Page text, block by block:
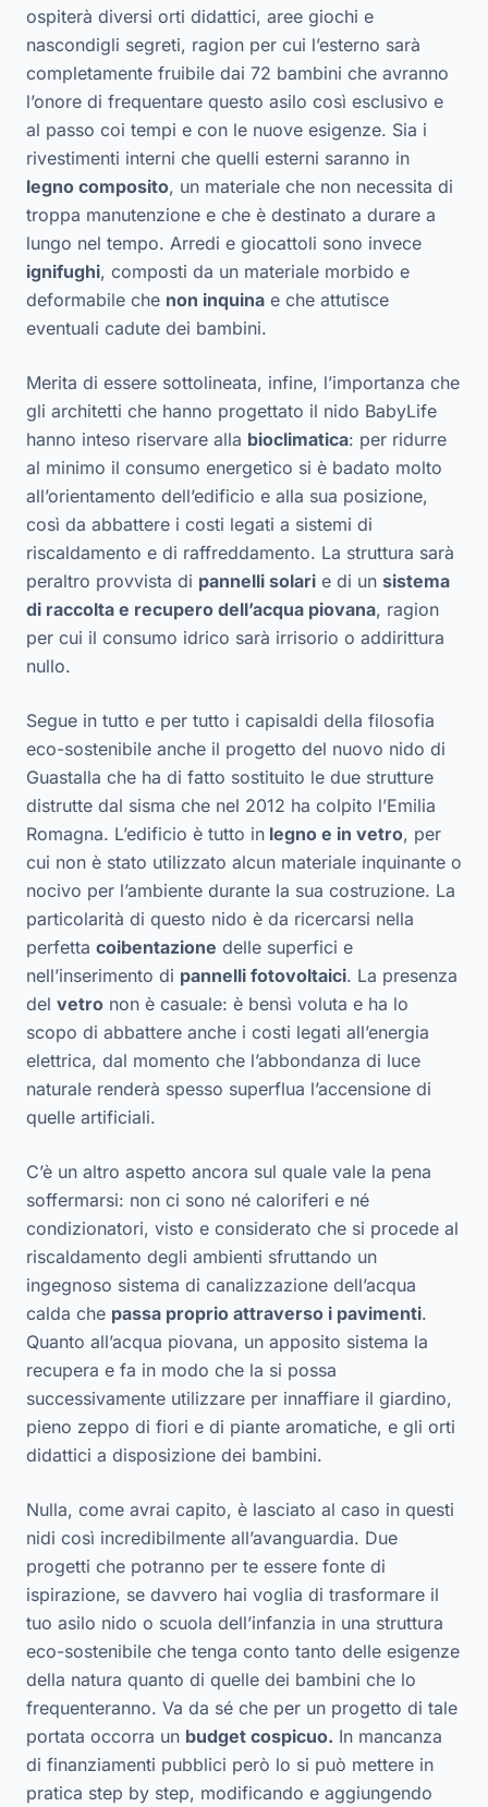
ospiterà diversi orti didattici, aree giochi e
nascondigli segreti, ragion per cui l’esterno sarà
completamente fruibile dai 72 bambini che avranno
l’onore di frequentare questo asilo così esclusivo e
al passo coi tempi e con le nuove esigenze. Sia i
rivestimenti interni che quelli esterni saranno in
legno composito, un materiale che non necessita di
troppa manutenzione e che è destinato a durare a
lungo nel tempo. Arredi e giocattoli sono invece
ignifughi, composti da un materiale morbido e
deformabile che non inquina e che attutisce
eventuali cadute dei bambini.
Merita di essere sottolineata, infine, l’importanza che
gli architetti che hanno progettato il nido BabyLife
hanno inteso riservare alla bioclimatica: per ridurre
al minimo il consumo energetico si è badato molto
all’orientamento dell’edificio e alla sua posizione,
così da abbattere i costi legati a sistemi di
riscaldamento e di raffreddamento. La struttura sarà
peraltro provvista di pannelli solari e di un sistema
di raccolta e recupero dell’acqua piovana, ragion
per cui il consumo idrico sarà irrisorio o addirittura
nullo.
Segue in tutto e per tutto i capisaldi della filosofia
eco-sostenibile anche il progetto del nuovo nido di
Guastalla che ha di fatto sostituito le due strutture
distrutte dal sisma che nel 2012 ha colpito l’Emilia
Romagna. L’edificio è tutto in legno e in vetro, per
cui non è stato utilizzato alcun materiale inquinante o
nocivo per l’ambiente durante la sua costruzione. La
particolarità di questo nido è da ricercarsi nella
perfetta coibentazione delle superfici e
nell’inserimento di pannelli fotovoltaici. La presenza
del vetro non è casuale: è bensì voluta e ha lo
scopo di abbattere anche i costi legati all’energia
elettrica, dal momento che l’abbondanza di luce
naturale renderà spesso superflua l’accensione di
quelle artificiali.
C’è un altro aspetto ancora sul quale vale la pena
soffermarsi: non ci sono né caloriferi e né
condizionatori, visto e considerato che si procede al
riscaldamento degli ambienti sfruttando un
ingegnoso sistema di canalizzazione dell’acqua
calda che passa proprio attraverso i pavimenti.
Quanto all’acqua piovana, un apposito sistema la
recupera e fa in modo che la si possa
successivamente utilizzare per innaffiare il giardino,
pieno zeppo di fiori e di piante aromatiche, e gli orti
didattici a disposizione dei bambini.
Nulla, come avrai capito, è lasciato al caso in questi
nidi così incredibilmente all’avanguardia. Due
progetti che potranno per te essere fonte di
ispirazione, se davvero hai voglia di trasformare il
tuo asilo nido o scuola dell’infanzia in una struttura
eco-sostenibile che tenga conto tanto delle esigenze
della natura quanto di quelle dei bambini che lo
frequenteranno. Va da sé che per un progetto di tale
portata occorra un budget cospicuo. In mancanza
di finanziamenti pubblici però lo si può mettere in
pratica step by step, modificando e aggiungendo